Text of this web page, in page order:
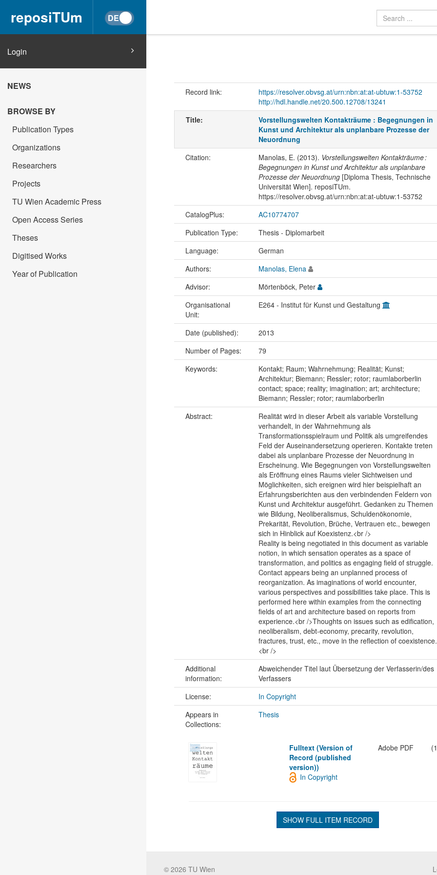
reposiTUm
Login
NEWS
BROWSE BY
Publication Types
Organizations
Researchers
Projects
TU Wien Academic Press
Open Access Series
Theses
Digitised Works
Year of Publication
Record link:
https://resolver.obvsg.at/urn:nbn:at:at-ubtuw:1-53752
http://hdl.handle.net/20.500.12708/13241
Title:
Vorstellungswelten Kontakträume : Begegnungen in
Kunst und Architektur als unplanbare Prozesse der
Neuordnung
Citation:
Manolas, E. (2013). Vorstellungswelten Kontakträume :
Begegnungen in Kunst und Architektur als unplanbare
Prozesse der Neuordnung[Diploma Thesis, Technische
Universität Wien]. reposiTUm.
https://resolver.obvsg.at/urn:nbn:at:at-ubtuw:1-53752
CatalogPlus:
AC10774707
Publication Type:
Thesis - Diplomarbeit
Language:
German
Authors:
Manolas, Elena
Advisor:
Mörtenböck, Peter
Organisational
Unit:
E264 - Institut für Kunst und Gestaltung
Date (published):
2013
Number of Pages:
79
Keywords:
Kontakt; Raum; Wahrnehmung; Realität; Kunst;
Architektur; Biemann; Ressler; rotor; raumlaborberlin
contact; space; reality; imagination; art; architecture;
Biemann; Ressler; rotor; raumlaborberlin
Abstract:
Realität wird in dieser Arbeit als variable Vorstellung
verhandelt, in der Wahrnehmung als
Transformationsspielraum und Politik als umgreifendes
Feld der Auseinandersetzung operieren. Kontakte treten
dabei als unplanbare Prozesse der Neuordnung in
Erscheinung. Wie Begegnungen von Vorstellungswelten
als Eröffnung eines Raums vieler Sichtweisen und
Möglichkeiten, sich ereignen wird hier beispielhaft an
Erfahrungsberichten aus den verbindenden Feldern von
Kunst und Architektur ausgeführt. Gedanken zu Themen
wie Bildung, Neoliberalismus, Schuldenökonomie,
Prekarität, Revolution, Brüche, Vertrauen etc., bewegen
sich in Hinblick auf Koexistenz.<br />
Reality is being negotiated in this document as variable
notion, in which sensation operates as a space of
transformation, and politics as engaging field of struggle.
Contact appears being an unplanned process of
reorganization. As imaginations of world encounter,
various perspectives and possibilities take place. This is
performed here within examples from the connecting
fields of art and architecture based on reports from
experience.<br />Thoughts on issues such as edification,
neoliberalism, debt-economy, precarity, revolution,
fractures, trust, etc., move in the reflection of coexistence.
<br />
Additional
information:
Abweichender Titel laut Übersetzung der Verfasserin/des
Verfassers
License:
In Copyright
Appears in
Collections:
Thesis
Fulltext (Version of
Record (published
version))
Adobe PDF
In Copyright
SHOW FULL ITEM RECORD
© 2026 TU Wien